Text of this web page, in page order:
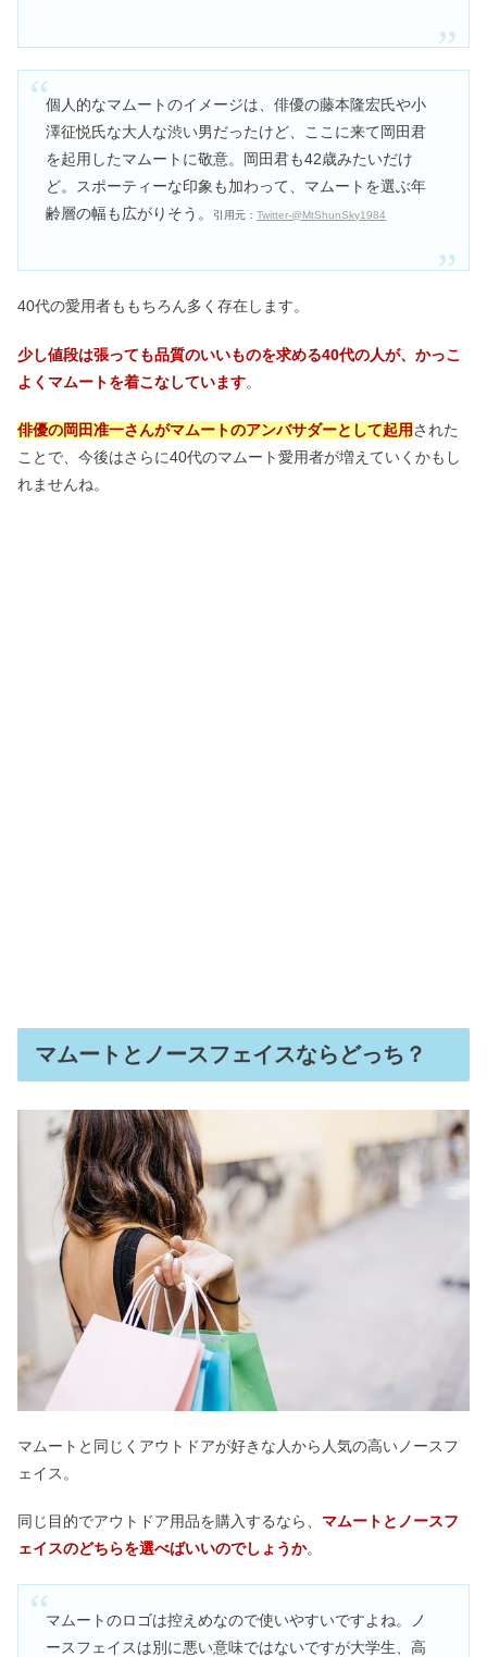
個人的なマムートのイメージは、俳優の藤本隆宏氏や小
澤征悦氏な大人な渋い男だったけど、ここに来て岡田君
を起用したマムートに敬意。岡田君も42歳みたいだけ
ど。スポーティーな印象も加わって、マムートを選ぶ年
齢層の幅も広がりそう。
引用元：Twitter-@MtShunSky1984
40代の愛用者ももちろん多く存在します。
少し値段は張っても品質のいいものを求める40代の人が、かっこ
よくマムートを着こなしています。
俳優の岡田准一さんがマムートのアンバサダーとして起用 された
ことで、今後はさらに40代のマムート愛用者が増えていくかもし
れませんね。
マムートとノースフェイスならどっち？
マムートと同じくアウトドアが好きな人から人気の高いノースフ
ェイス。
同じ目的でアウトドア用品を購入するなら、 マムートとノースフ
ェイスのどちらを選べばいいのでしょうか。
マムートのロゴは控えめなので使いやすいですよね。ノ
ースフェイスは別に悪い意味ではないですが大学生、高